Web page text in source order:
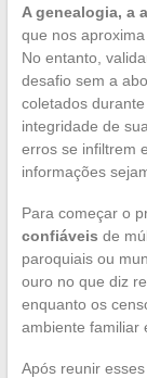
A genealogia, a
que nos
No entanto,
desafio sem a
coletados
integridade de
erros se infiltrem
informações
Para começar o
confiáveis de
paroquiais ou
ouro no que diz
enquanto os
ambiente familiar
Após reunir